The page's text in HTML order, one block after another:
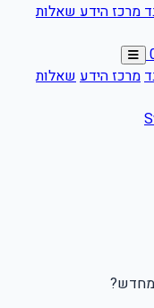
מרכז הידעשאלות
מרכז הידעשאלות
מחדש?